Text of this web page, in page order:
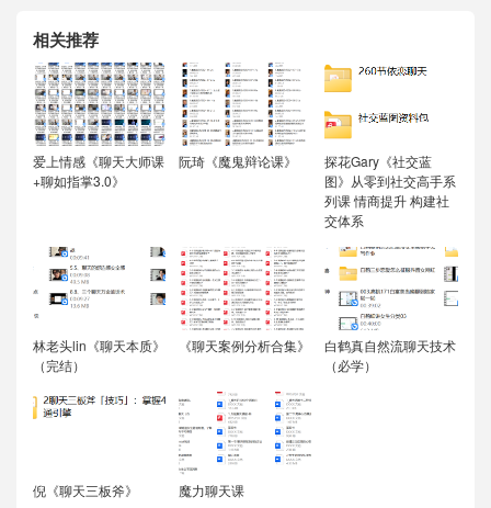
相关推荐
爱上情感《聊天大师课
+聊如指掌3.0》
阮琦《魔鬼辩论课》
探花Gary《社交蓝
图》从零到社交高手系
列课 情商提升 构建社
交体系
林老头lin《聊天本质》
（完结）
《聊天案例分析合集》
白鹤真自然流聊天技术
（必学）
倪《聊天三板斧》 魔力聊天课